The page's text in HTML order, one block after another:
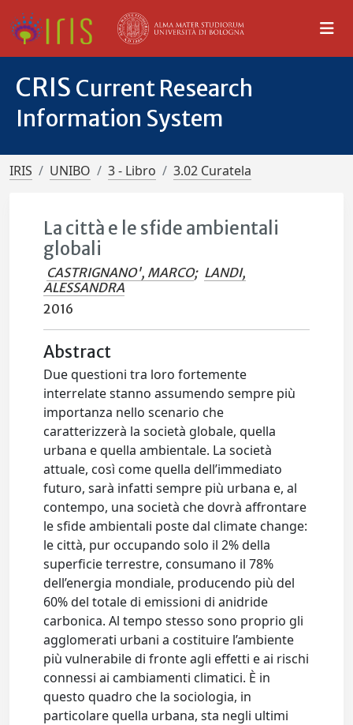
CRIS Current Research
Information System
IRIS UNIBO 3 - Libro 3.02 Curatela
La città e le sfide ambientali
globali
CASTRIGNANO', MARCO; LANDI,
ALESSANDRA
2016
Abstract
Due questioni tra loro fortemente
interrelate stanno assumendo sempre più
importanza nello scenario che
caratterizzerà la società globale, quella
urbana e quella ambientale. La società
attuale, così come quella dell’immediato
futuro, sarà infatti sempre più urbana e, al
contempo, una società che dovrà affrontare
le sfide ambientali poste dal climate change:
le città, pur occupando solo il 2% della
superficie terrestre, consumano il 78%
dell’energia mondiale, producendo più del
60% del totale di emissioni di anidride
carbonica. Al tempo stesso sono proprio gli
agglomerati urbani a costituire l’ambiente
più vulnerabile di fronte agli effetti e ai rischi
connessi ai cambiamenti climatici. È in
questo quadro che la sociologia, in
particolare quella urbana, sta negli ultimi